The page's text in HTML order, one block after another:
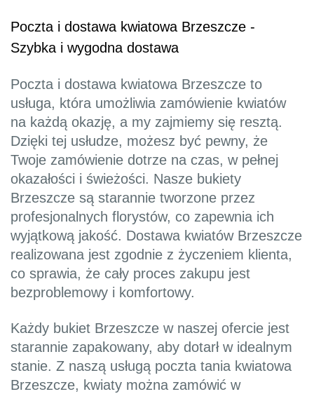
Poczta i dostawa kwiatowa Brzeszcze -
Szybka i wygodna dostawa
Poczta i dostawa kwiatowa Brzeszcze to
usługa, która umożliwia zamówienie kwiatów
na każdą okazję, a my zajmiemy się resztą.
Dzięki tej usłudze, możesz być pewny, że
Twoje zamówienie dotrze na czas, w pełnej
okazałości i świeżości. Nasze bukiety
Brzeszcze są starannie tworzone przez
profesjonalnych florystów, co zapewnia ich
wyjątkową jakość. Dostawa kwiatów Brzeszcze
realizowana jest zgodnie z życzeniem klienta,
co sprawia, że cały proces zakupu jest
bezproblemowy i komfortowy.
Każdy bukiet Brzeszcze w naszej ofercie jest
starannie zapakowany, aby dotarł w idealnym
stanie. Z naszą usługą poczta tania kwiatowa
Brzeszcze, kwiaty można zamówić w